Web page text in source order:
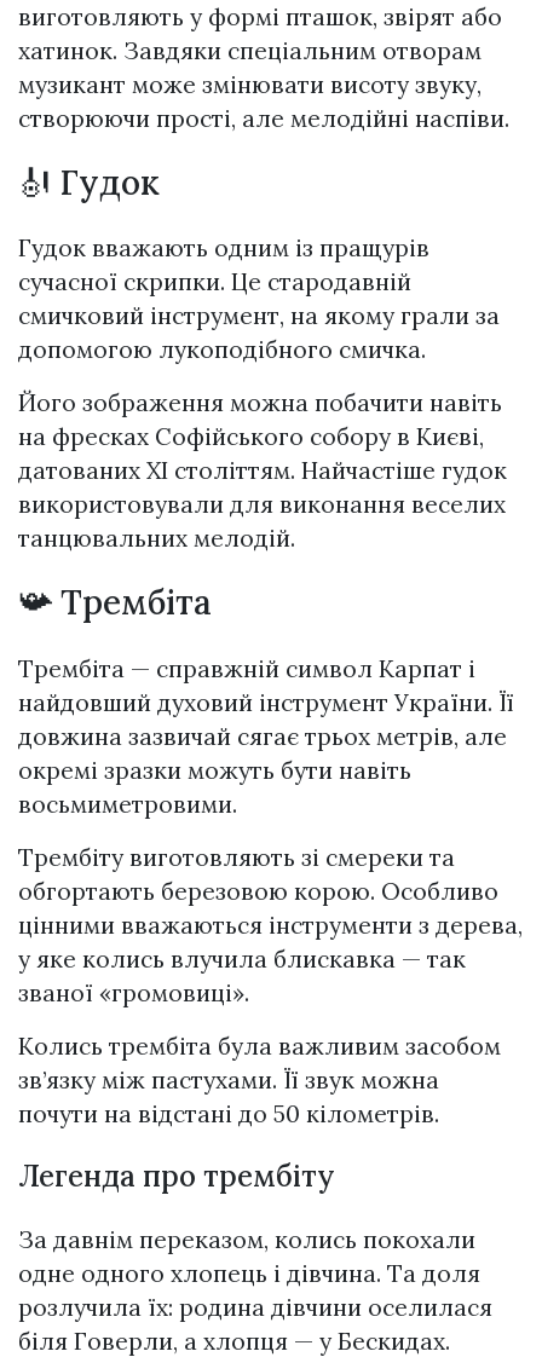
виготовляють у формі пташок, звірят або
хатинок. Завдяки спеціальним отворам
музикант може змінювати висоту звуку,
створюючи прості, але мелодійні наспіви.
🎻 Гудок
Гудок вважають одним із пращурів
сучасної скрипки. Це стародавній
смичковий інструмент, на якому грали за
допомогою лукоподібного смичка.
Його зображення можна побачити навіть
на фресках Софійського собору в Києві,
датованих XI століттям. Найчастіше гудок
використовували для виконання веселих
танцювальних мелодій.
📯 Трембіта
Трембіта — справжній символ Карпат і
найдовший духовий інструмент України. Її
довжина зазвичай сягає трьох метрів, але
окремі зразки можуть бути навіть
восьмиметровими.
Трембіту виготовляють зі смереки та
обгортають березовою корою. Особливо
цінними вважаються інструменти з дерева,
у яке колись влучила блискавка — так
званої «громовиці».
Колись трембіта була важливим засобом
зв’язку між пастухами. Її звук можна
почути на відстані до 50 кілометрів.
Легенда про трембіту
За давнім переказом, колись покохали
одне одного хлопець і дівчина. Та доля
розлучила їх: родина дівчини оселилася
біля Говерли, а хлопця — у Бескидах.